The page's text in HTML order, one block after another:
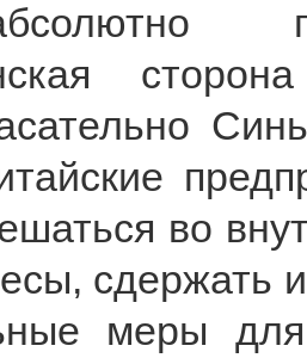
во
сдержать
меры